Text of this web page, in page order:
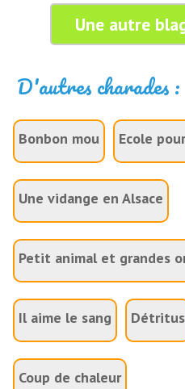
Une autre
D'autres charades :
Bonbon mou Ecole
Une vidange en Alsace
Petit animal et grandes
Il aime le sang Détritus
Coup de chaleur